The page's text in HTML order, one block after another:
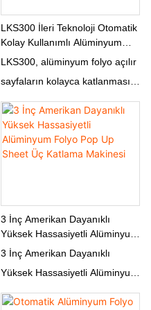
LKS300 İleri Teknoloji Otomatik
Kolay Kullanımlı Alüminyum
Folyo Açılır Sayfa Katlama
LKS300, alüminyum folyo açılır
sayfaların kolayca katlanması
için tasarlanmış üst düzey bir
otomatik makinedir. Gelişmiş
teknolojisi ve kullanıcı dostu
tasarımı, onu paketleme ve
getiriyor
3 İnç Amerikan Dayanıklı
Yüksek Hassasiyetli Alüminyum
Folyo Pop Up Sheet Üç
Katlama Makinesi
3 İnç Amerikan Dayanıklı
Yüksek Hassasiyetli Alüminyum
Folyo Açılır Sayfa Üç Katlama